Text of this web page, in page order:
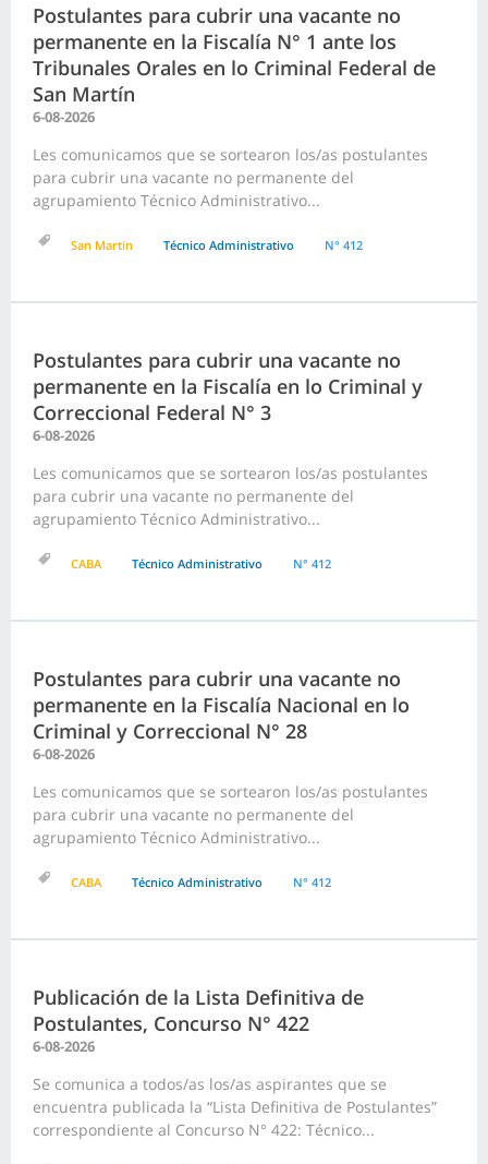
Postulantes para cubrir una vacante no
permanente en la Fiscalía N° 1 ante los
Tribunales Orales en lo Criminal Federal de
San Martín
6-08-2026
Les comunicamos que se sortearon los/as postulantes
para cubrir una vacante no permanente del
agrupamiento Técnico Administrativo...
San Martin Técnico Administrativo N° 412
Postulantes para cubrir una vacante no
permanente en la Fiscalía en lo Criminal y
Correccional Federal N° 3
6-08-2026
Les comunicamos que se sortearon los/as postulantes
para cubrir una vacante no permanente del
agrupamiento Técnico Administrativo...
CABA Técnico Administrativo N° 412
Postulantes para cubrir una vacante no
permanente en la Fiscalía Nacional en lo
Criminal y Correccional N° 28
6-08-2026
Les comunicamos que se sortearon los/as postulantes
para cubrir una vacante no permanente del
agrupamiento Técnico Administrativo...
CABA Técnico Administrativo N° 412
Publicación de la Lista Definitiva de
Postulantes, Concurso N° 422
6-08-2026
Se comunica a todos/as los/as aspirantes que se
encuentra publicada la “Lista Definitiva de Postulantes”
correspondiente al Concurso N° 422: Técnico...